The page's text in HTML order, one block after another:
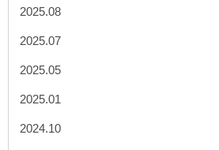
2025.08
2025.07
2025.05
2025.01
2024.10